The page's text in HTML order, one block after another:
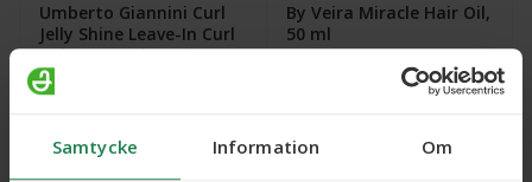
Samtycke Information Om
Umberto Giannini Curl
Jelly Shine Leave-In Curl
Balm, 180 ml
Ord.webb 139 kr
By Veira Miracle Hair Oil,
50 ml
109 kr